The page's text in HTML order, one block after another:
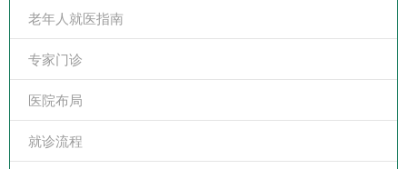
老年人就医指南
专家门诊
医院布局
就诊流程